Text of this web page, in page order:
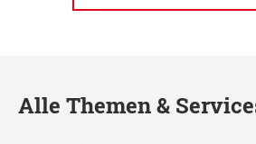
Alle Themen &